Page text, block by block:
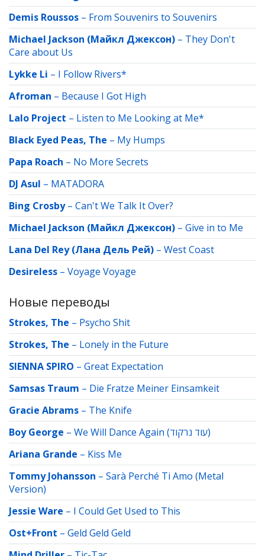
Demis Roussos – From Souvenirs to Souvenirs
Michael Jackson (Майкл Джексон) – They Don't
Care about Us
Lykke Li – I Follow Rivers*
Afroman – Because I Got High
Lalo Project – Listen to Me Looking at Me*
Black Eyed Peas, The – My Humps
Papa Roach – No More Secrets
DJ Asul – MATADORA
Bing Crosby– Can't We Talk It Over?
Michael Jackson (Майкл Джексон) – Give in to Me
Lana Del Rey (Лана Дель Рей) – West Coast
Desireless – Voyage Voyage
Новые переводы
Strokes, The – Psycho Shit
Strokes, The – Lonely in the Future
SIENNA SPIRO – Great Expectation
Samsas Traum – Die Fratze Meiner Einsamkeit
Gracie Abrams – The Knife
Boy George –
We Will Dance Again (עוד נרקוד)
Ariana Grande – Kiss Me
Tommy Johansson – Sarà Perché Ti Amo (Metal
Version)
Jessie Ware – I Could Get Used to This
Ost+Front – Geld Geld Geld